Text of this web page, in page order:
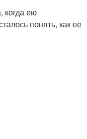
когда ею
понять, как ее